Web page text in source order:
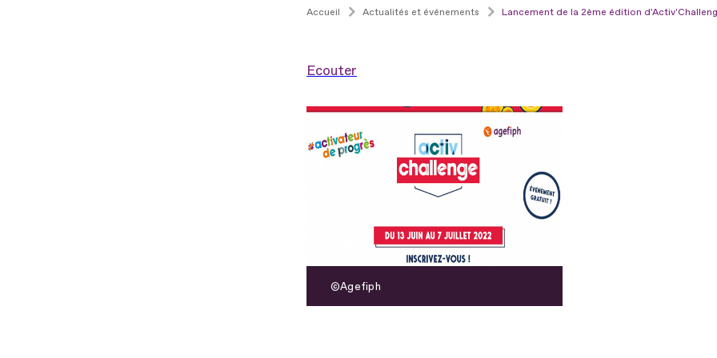
Accueil Actualités et événements Lancement de la 2ème édition
Ecouter
Agefiph